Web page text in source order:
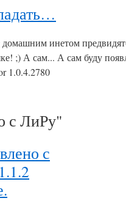
инетом
;) А сам... А сам буду
1.0.4.2780
с ЛиРу"